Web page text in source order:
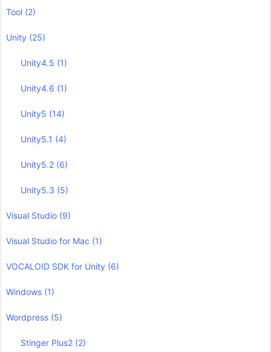
Tool (2)
Unity (25)
Unity4.5 (1)
Unity4.6 (1)
Unity5 (14)
Unity5.1 (4)
Unity5.2 (6)
Unity5.3 (5)
Visual Studio (9)
Visual Studio for Mac (1)
VOCALOID SDK for Unity (6)
Windows (1)
Wordpress (5)
Stinger Plus2 (2)